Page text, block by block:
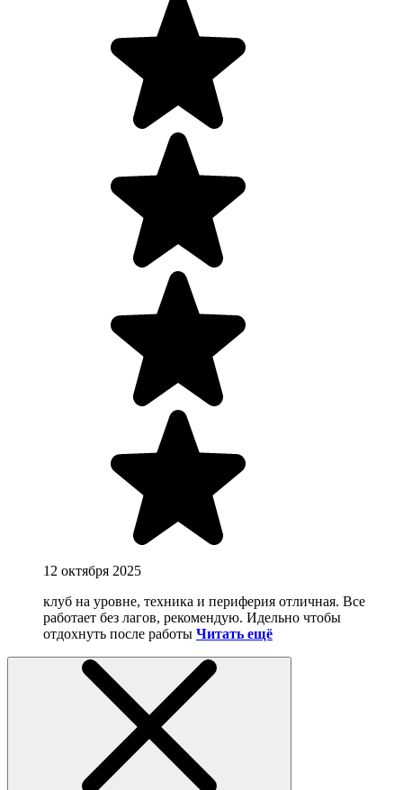
12 октября 2025
клуб на уровне, техника и периферия отличная. Все
работает без лагов, рекомендую. Идельно чтобы
отдохнуть после работы Читать ещё